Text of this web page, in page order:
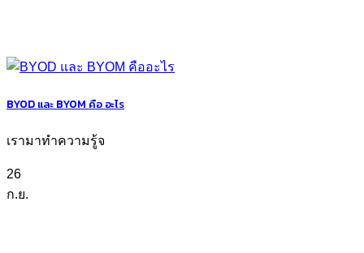
BYOD และ BYOM คือ อะไร
เรามาทำความรู้จ
26
ก.ย.